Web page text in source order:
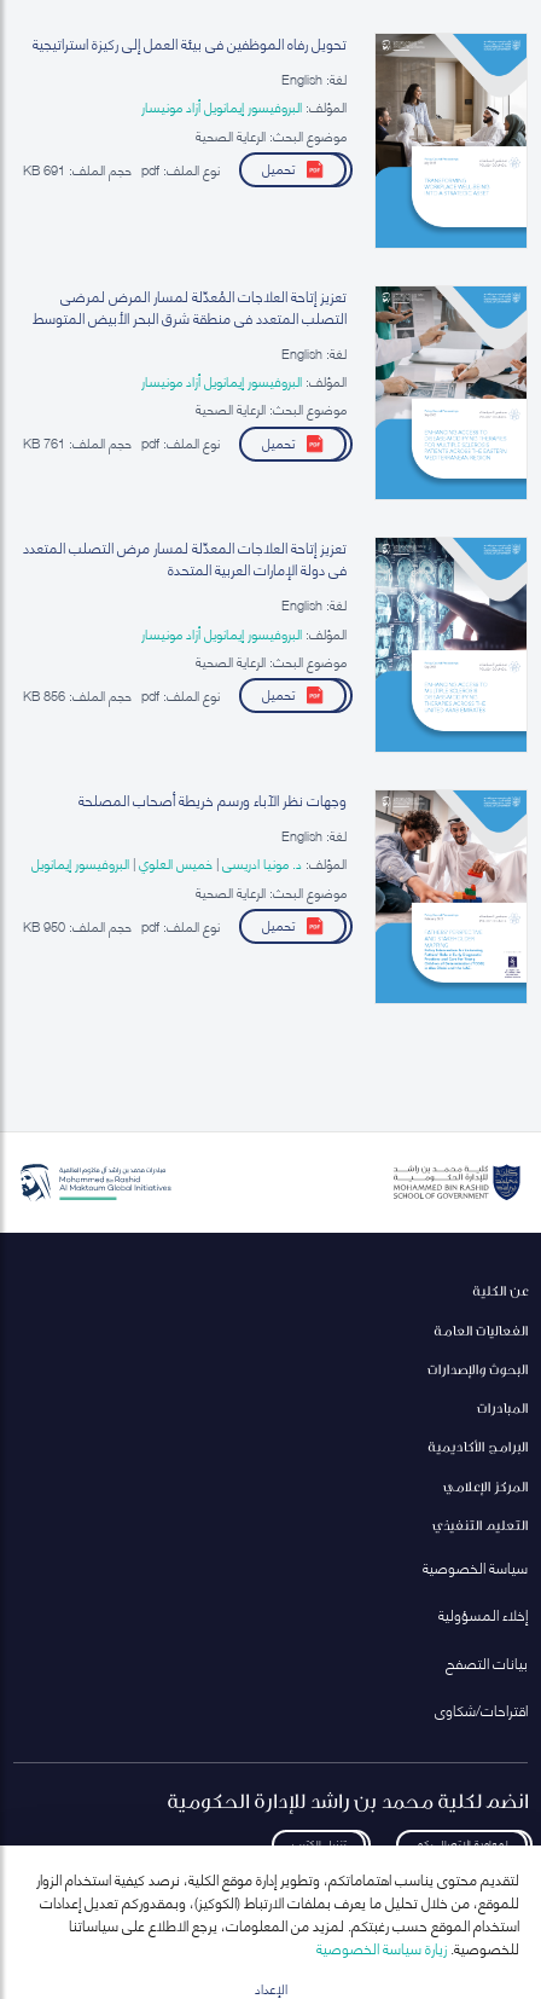
تحويل رفاه الموظفين في بيئة العمل إلى ركيزة استراتيجية
لغة: English
المؤلف: البروفيسور إيمانويل أزاد مونيسار
موضوع البحث: الرعاية الصحية
تحميل
نوع الملف: حجم الملف:
تعزيز إتاحة العلاجات المُعدِّلة لمسار المرض لمرضى
التصلب المتعدد في منطقة شرق البحر الأبيض المتوسط
لغة: English
المؤلف: البروفيسور إيمانويل أزاد مونيسار
موضوع البحث: الرعاية الصحية
تحميل
نوع الملف: حجم الملف:
تعزيز إتاحة العلاجات المعدِّلة لمسار مرض التصلب المتعدد
في دولة الإمارات العربية المتحدة
لغة: English
المؤلف: البروفيسور إيمانويل أزاد مونيسار
موضوع البحث: الرعاية الصحية
تحميل
نوع الملف: حجم الملف:
وجهات نظر الآباء ورسم خريطة أصحاب المصلحة
لغة: English
المؤلف: د. مونيا ادريسي| خميس العلوي| البروفيسور إيمانويل
أزاد مونيسار
موضوع البحث: الرعاية الصحية
تحميل
نوع الملف: حجم الملف:
عن الكلية
الفعاليات العامة
البحوث والإصدارات
المبادرات
البرامج الأكاديمية
المركز الإعلامي
التعليم التنفيذي
سياسة الخصوصية
إخلاء المسؤولية
بيانات التصفح
اقتراحات/شكاوى
انضم لكلية محمد بن راشد للإدارة الحكومية
لمعاودة الاتصال بكم تنزيل الكتيب
انضم إلى قائمة مراسلاتنا
لتقديم محتوى يناسب اهتماماتكم، وتطوير إدارة موقع الكلية، نرصد كيفية استخدام الزوار
للموقع، من خلال تحليل ما يعرف بملفات الارتباط (الكوكيز)، وبمقدوركم تعديل إعدادات
استخدام الموقع حسب رغبتكم. لمزيد من المعلومات، يرجع الاطلاع على سياساتنا
للخصوصية.زيارة سياسة الخصوصية
الإعداد